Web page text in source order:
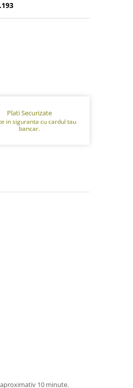
Plati Securizate
in siguranta cu cardul tau
bancar.
10 minute.